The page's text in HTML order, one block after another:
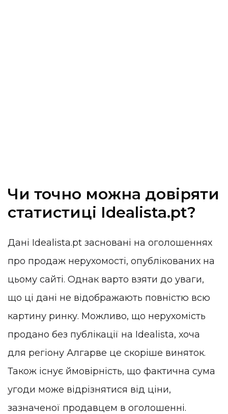
Чи точно можна довіряти
статистиці Idealista.pt?
Дані Idealista.pt засновані на оголошеннях
про продаж нерухомості, опублікованих на
цьому сайті. Однак варто взяти до уваги,
що ці дані не відображають повністю всю
картину ринку. Можливо, що нерухомість
продано без публікації на Idealista, хоча
для регіону Алгарве це скоріше виняток.
Також існує ймовірність, що фактична сума
угоди може відрізнятися від ціни,
зазначеної продавцем в оголошенні.